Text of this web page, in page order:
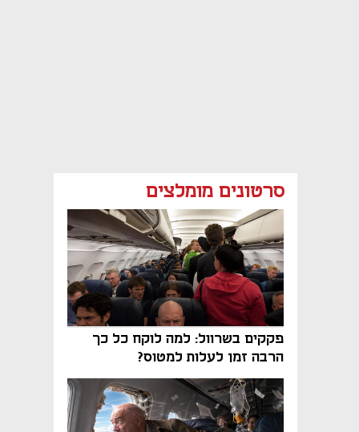
סרטונים מומלצים
פקקים בשרוול: למה לוקח כל כך
הרבה זמן לעלות למטוס?